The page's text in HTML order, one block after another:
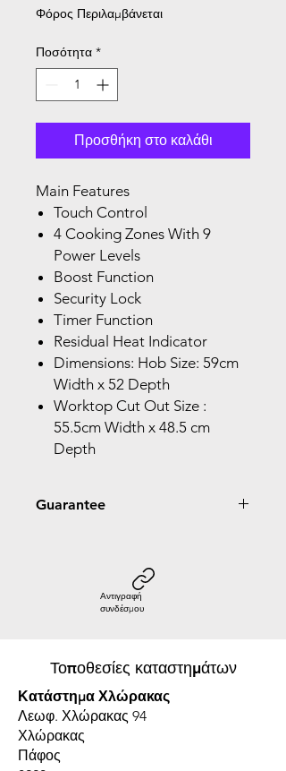
Φόρος Περιλαμβάνεται
Ποσότητα *
Προσθήκη στο καλάθι
Main Features
Touch Control
4 Cooking Zones With 9
Power Levels
Boost Function
Security Lock
Timer Function
Residual Heat Indicator
Dimensions: Hob Size: 59cm
Width x 52 Depth
Worktop Cut Out Size :
55.5cm Width x 48.5 cm
Depth
Guarantee
Αντιγραφή
συνδέσμου
Τοποθεσίες καταστημάτων
Κατάστημα Χλώρακας
Λεωφ. Χλώρακας 94
Χλώρακας
Πάφος